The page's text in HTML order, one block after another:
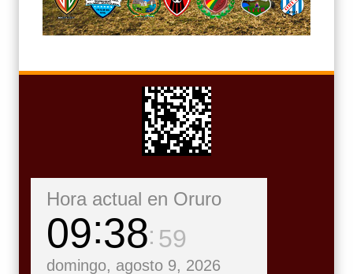
Hora actual en Oruro
09 39 00
domingo, agosto 9, 2026